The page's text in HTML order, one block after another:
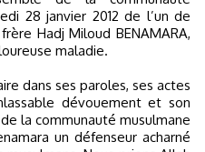
28 janvier 2012 de l’un de
Hadj Miloud BENAMARA,
maladie.
dans ses paroles, ses actes
dévouement et son
la communauté musulmane
un défenseur acharné